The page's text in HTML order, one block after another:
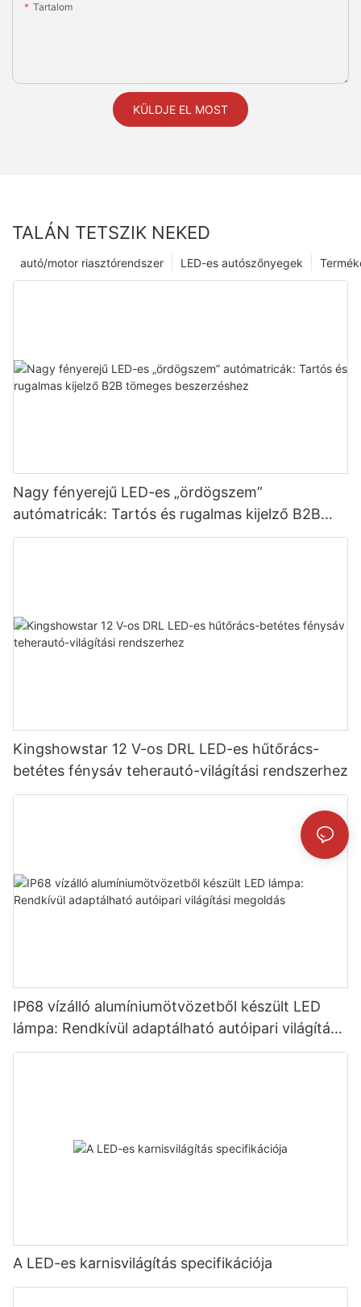
Tartalom
KÜLDJE EL MOST
TALÁN TETSZIK NEKED
LED-es autószőnyegek
autó/motor riasztórendszer
Nagy fényerejű LED-es „ördögszem”
autómatricák: Tartós és rugalmas kijelző B2B
tömeges beszerzéshez
Kingshowstar 12 V-os DRL LED-es hűtőrács-
betétes fénysáv teherautó-világítási rendszerhez
IP68 vízálló alumíniumötvözetből készült LED
lámpa: Rendkívül adaptálható autóipari világítási
megoldás
A LED-es karnisvilágítás specifikációja